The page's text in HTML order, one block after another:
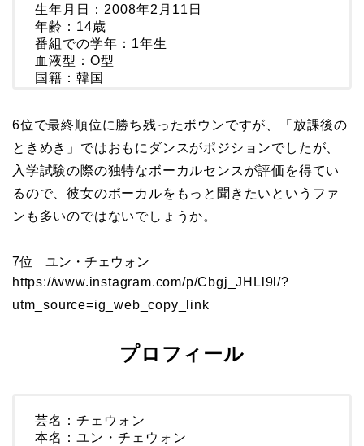
生年月日：2008年2月11日
年齢：14歳
番組での学年：1年生
血液型：O型
国籍：韓国
6位で最終順位に勝ち残ったボウンですが、「放課後の
ときめき」ではおもにダンスがポジションでしたが、
入学試験の際の独特なボーカルセンスが評価を得てい
るので、彼女のボーカルをもっと聞きたいというファ
ンも多いのではないでしょうか。
7位 ユン・チェウォン
https://www.instagram.com/p/Cbgj_JHLl9l/?
utm_source=ig_web_copy_link
プロフィール
芸名：チェウォン
本名：ユン・チェウォン